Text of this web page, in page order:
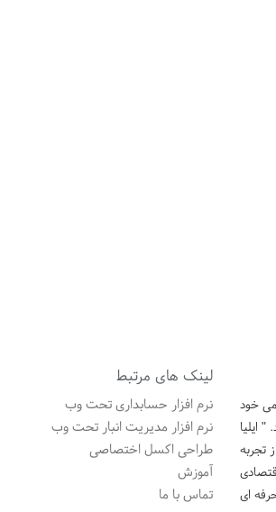
خود
در سال 1383 آغاز نمود. " ایلیا
تجربه
ای
لینک های مرتبط
نرم افزار حسابداری تحت وب
نرم افزار مدیریت انبار تحت وب
طراحی اکسل اختصاصی
آموزش
تماس با ما